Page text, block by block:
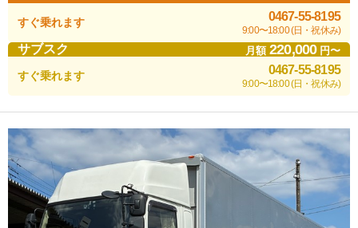
すぐ乗れます 0467-55-8195
9:00〜18:00 (日・祝休み)
サブスク 月額220,000円〜
すぐ乗れます 0467-55-8195
9:00〜18:00 (日・祝休み)